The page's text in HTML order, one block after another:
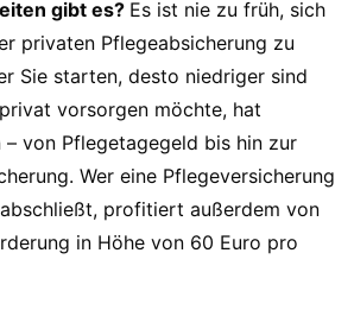
gibt es? Es ist nie zu früh, sich
privaten Pflegeabsicherung zu
Sie starten, desto niedriger sind
vorsorgen möchte, hat
– von Pflegetagegeld bis hin zur
Wer eine Pflegeversicherung
profitiert außerdem von
in Höhe von 60 Euro pro